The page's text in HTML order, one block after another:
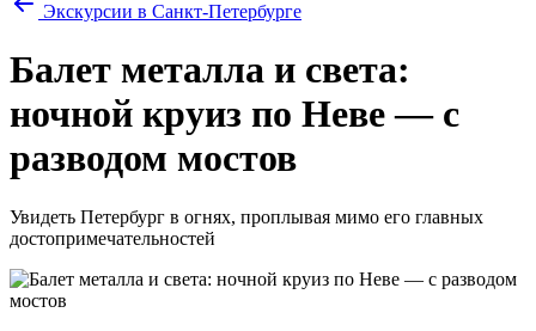
Экскурсии в Санкт-Петербурге
Балет металла и света:
ночной круиз по Неве — с
разводом мостов
Увидеть Петербург в огнях, проплывая мимо его главных
достопримечательностей